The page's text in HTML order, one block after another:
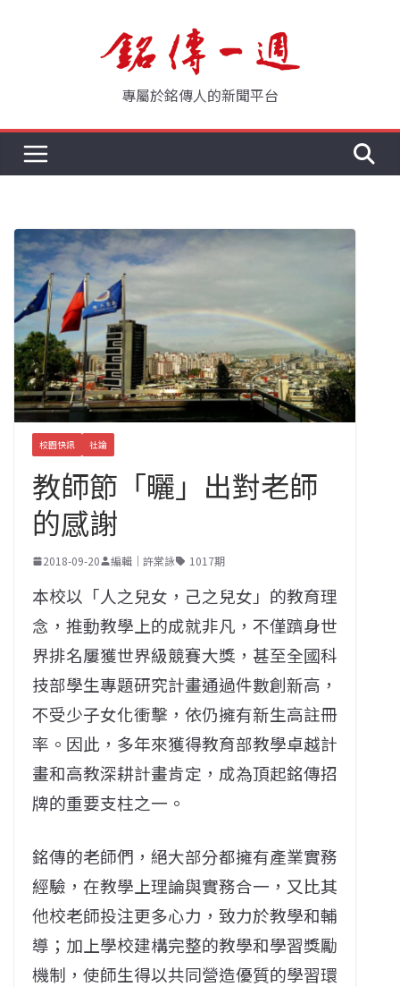
專屬於銘傳人的新聞平台
校園快訊 社論
教師節「曬」出對老師
的感謝
2018-09-20 編輯｜許棠詠 1017期
本校以「人之兒女，己之兒女」的教育理
念，推動教學上的成就非凡，不僅躋身世
界排名屢獲世界級競賽大獎，甚至全國科
技部學生專題研究計畫通過件數創新高，
不受少子女化衝擊，依仍擁有新生高註冊
率。因此，多年來獲得教育部教學卓越計
畫和高教深耕計畫肯定，成為頂起銘傳招
牌的重要支柱之一。
銘傳的老師們，絕大部分都擁有產業實務
經驗，在教學上理論與實務合一，又比其
他校老師投注更多心力，致力於教學和輔
導；加上學校建構完整的教學和學習獎勵
機制，使師生得以共同營造優質的學習環